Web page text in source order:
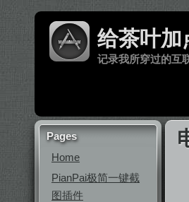
给茶叶加
记录我所穿过的互
Pages
Home
PianPai极简一键截
图插件